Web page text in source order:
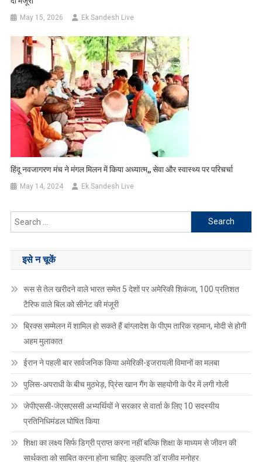
May 15, 2026 Ek Sandesh Live
हिंदू नवजागरण मंच ने मंगल मिलन में किया अध्यात्म,, सेवा और स्वास्थ्य पर परिचर्चा
May 14, 2024 Ek Sandesh Live
Search
for:
इसे न चूकें
रूस से तेल खरीदने वाले भारत समेत 5 देशाें पर अमेरिकी शिकंजा, 100 प्रतिशत
टैरिफ वाले बिल को सीनेट की मंजूरी
ब्रिक्स सम्मेलन में शामिल हाे सकते हैं बांग्लादेश के पीएम तारिक रहमान, मोदी से होगी
अहम मुलाकात
ईरान ने पहली बार सार्वजनिक किया अमेरिकी-इजरायली विमानों का मलबा
पुलिस-अपराधी के बीच मुठभेड़, प्रिंस खान गैंग के सहयोगी के पैर में लगी गोली
जेपीएससी-जेएसएससी अभ्यर्थियों ने सरकार से वार्ता के लिए 10 सदस्यीय
प्रतिनिधिमंडल घोषित किया
शिक्षा का लक्ष्य सिर्फ डिग्री प्राप्त करना नहीं बल्कि शिक्षा के माध्यम से जीवन की
सार्थकता को साबित करना होना चाहिए: कुलपति डॉ राजीव मनोहर